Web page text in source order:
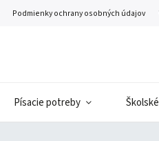
Podmienky ochrany osobných údajov
Písacie potreby